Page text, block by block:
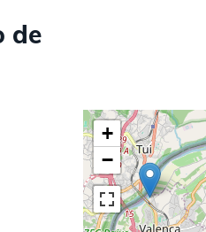
de
+
−